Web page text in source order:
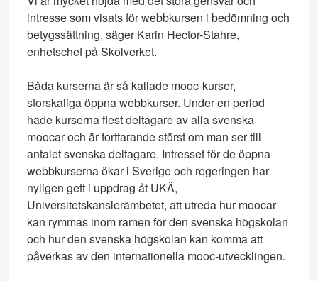
intresse som visats för webbkursen i bedömning och
betygssättning, säger Karin Hector-Stahre,
enhetschef på Skolverket.
Båda kurserna är så kallade mooc-kurser,
storskaliga öppna webbkurser. Under en period
hade kurserna flest deltagare av alla svenska
moocar och är fortfarande störst om man ser till
antalet svenska deltagare. Intresset för de öppna
webbkurserna ökar i Sverige och regeringen har
nyligen gett i uppdrag åt UKÄ,
Universitetskanslerämbetet, att utreda hur moocar
kan rymmas inom ramen för den svenska högskolan
och hur den svenska högskolan kan komma att
påverkas av den internationella mooc-utvecklingen.